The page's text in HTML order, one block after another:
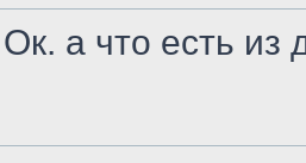
Ок. а что есть из